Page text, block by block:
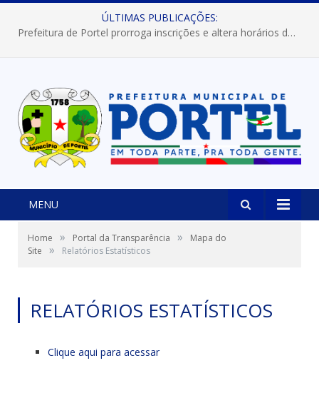
ÚLTIMAS PUBLICAÇÕES:
Prefeitura de Portel prorroga inscrições e altera horários dos concursos “Musa” e “Miss Mix Verão 2026”
MENU
Home » Portal da Transparência »
Mapa do
Site
» Relatórios Estatísticos
RELATÓRIOS ESTATÍSTICOS
Clique aqui para acessar